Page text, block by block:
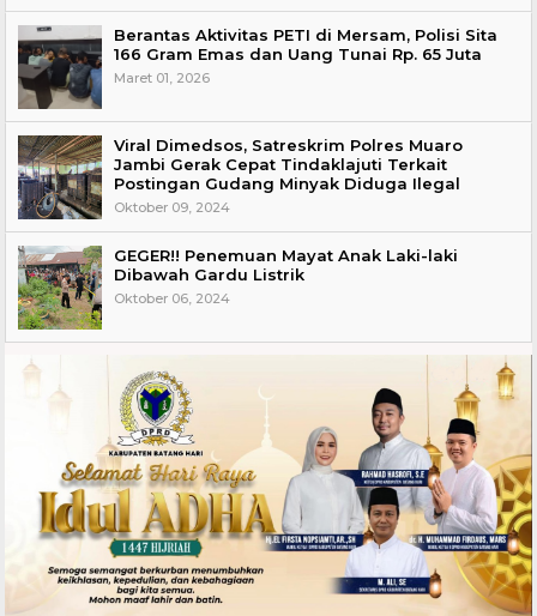
Berantas Aktivitas PETI di Mersam, Polisi Sita
166 Gram Emas dan Uang Tunai Rp. 65 Juta
Maret 01, 2026
Viral Dimedsos, Satreskrim Polres Muaro
Jambi Gerak Cepat Tindaklajuti Terkait
Postingan Gudang Minyak Diduga Ilegal
Oktober 09, 2024
GEGER!! Penemuan Mayat Anak Laki-laki
Dibawah Gardu Listrik
Oktober 06, 2024